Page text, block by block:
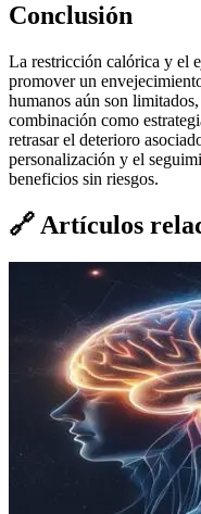
Conclusión
La restricción calórica y el
promover un
humanos aún son
combinación como
retrasar el deterioro
personalización y el
beneficios sin riesgos.
🔗Artículos